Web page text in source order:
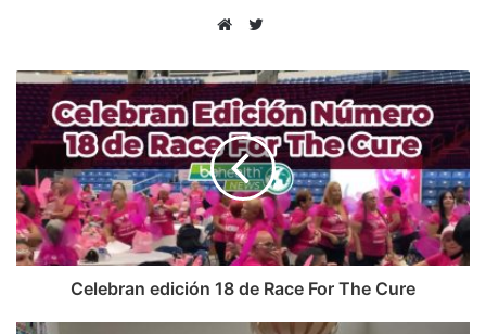
i
t
i
o
w
e
b
i
t
t
e
r
Celebran edición 18 de Race For The Cure